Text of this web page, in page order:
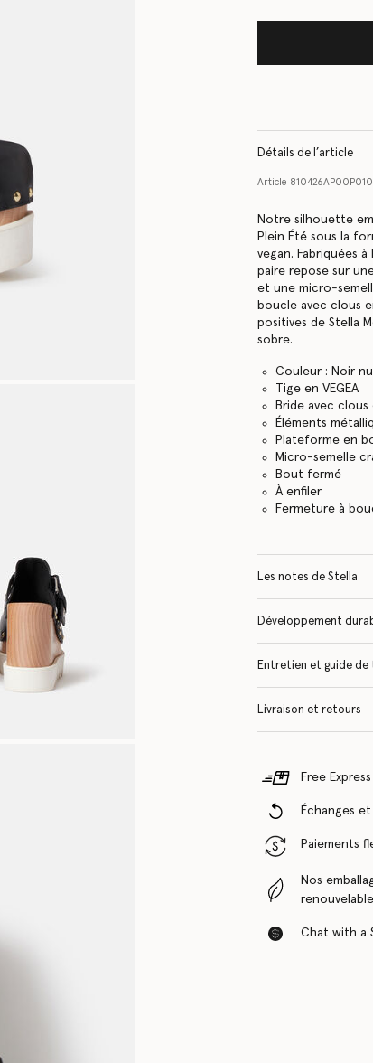
Détails de l’article
Article
Notre silhouette
Plein Été sous la
vegan. Fabriquées
paire repose sur
et une micro-
boucle avec clous
positives de Stella
sobre.
Couleur : Noir
Tige en VEGEA
Bride avec
Éléments
Plateforme en
Micro-semelle
Bout fermé
À enfiler
Fermeture à
Les notes de Stella
Développement
Entretien et guide de
Livraison et retours
Free
Échanges
Paiements
Nos
Chat with a